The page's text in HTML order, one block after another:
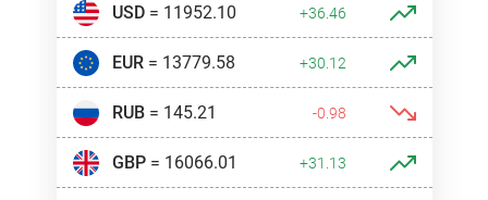
USD= 11952.10 +36.46
EUR= 13779.58 +30.12
RUB= 145.21 -0.98
GBP= 16066.01 +31.13